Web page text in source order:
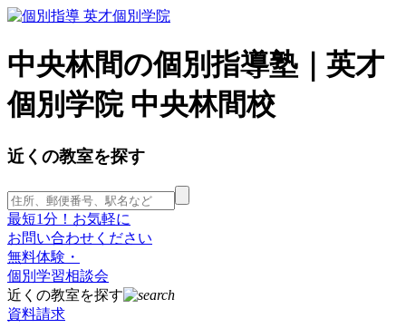
中央林間の個別指導塾｜英才
個別学院 中央林間校
近くの教室を探す
最短1分！お気軽に
お問い合わせください
無料体験・
個別学習相談会
近くの教室を探す
資料請求